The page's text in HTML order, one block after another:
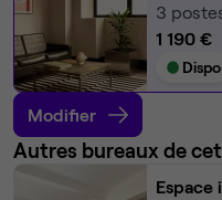
3
1 190 €
Dispo
Modifier
Autres bureaux de
Espace